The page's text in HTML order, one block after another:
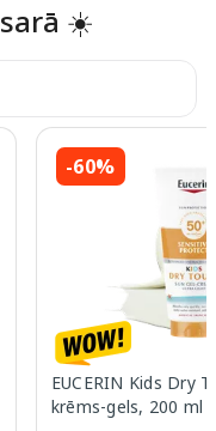
☀️
-60%
EUCERIN Kids Dry
krēms-gels, 200 ml